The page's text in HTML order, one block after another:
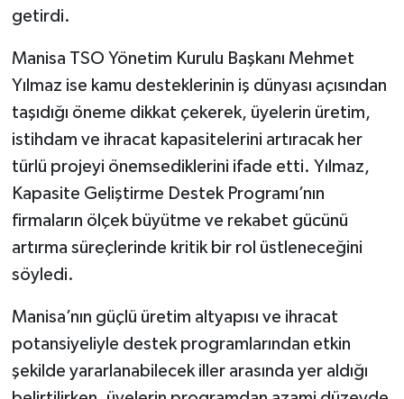
getirdi.
Manisa TSO Yönetim Kurulu Başkanı Mehmet
Yılmaz ise kamu desteklerinin iş dünyası açısından
taşıdığı öneme dikkat çekerek, üyelerin üretim,
istihdam ve ihracat kapasitelerini artıracak her
türlü projeyi önemsediklerini ifade etti. Yılmaz,
Kapasite Geliştirme Destek Programı’nın
firmaların ölçek büyütme ve rekabet gücünü
artırma süreçlerinde kritik bir rol üstleneceğini
söyledi.
Manisa’nın güçlü üretim altyapısı ve ihracat
potansiyeliyle destek programlarından etkin
şekilde yararlanabilecek iller arasında yer aldığı